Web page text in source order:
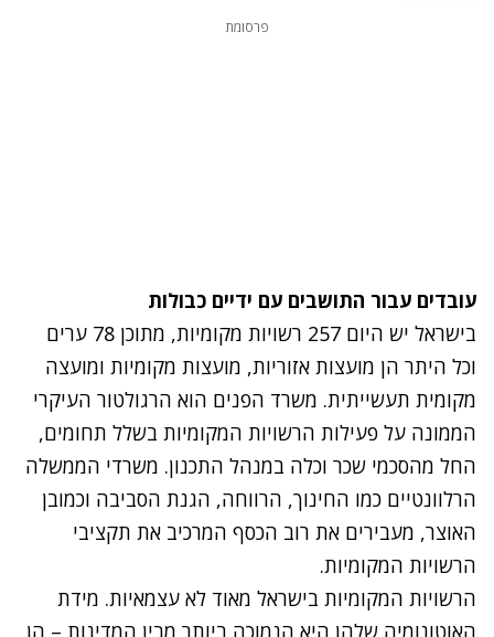
פרסומת
עובדים עבור התושבים עם ידיים כבולות
בישראל יש היום 257 רשויות מקומיות, מתוכן 78 ערים
וכל היתר הן מועצות אזוריות, מועצות מקומיות ומועצה
מקומית תעשייתית. משרד הפנים הוא הרגולטור העיקרי
הממונה על פעילות הרשויות המקומיות בשלל תחומים,
החל מהסכמי שכר וכלה במנהל התכנון. משרדי הממשלה
הרלוונטיים כמו החינוך, הרווחה, הגנת הסביבה וכמובן
האוצר, מעבירים את רוב הכסף המרכיב את תקציבי
הרשויות המקומיות.
הרשויות המקומיות בישראל מאוד לא עצמאיות. מידת
האוטונומיה שלהן היא הנמוכה ביותר מבין המדינות – הן